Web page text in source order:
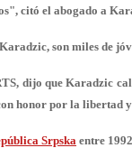
citó el abogado a
son miles de
dijo que Karadzic
honor por la libertad
Srpskaentre